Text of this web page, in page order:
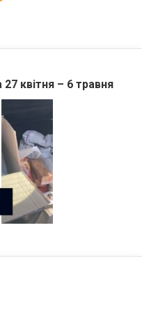
квітня – 6 травня